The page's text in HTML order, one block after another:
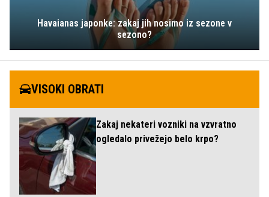
Havaianas japonke: zakaj jih nosimo iz sezone v
sezono?
VISOKI OBRATI
Zakaj nekateri vozniki na vzvratno
ogledalo privežejo belo krpo?